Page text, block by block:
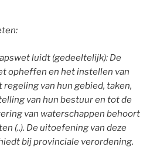
luidt (gedeeltelijk): De
opheffen en het instellen van
van hun gebied, taken,
van hun bestuur en tot de
van waterschappen behoort
(..). De uitoefening van deze
bij provinciale verordening.